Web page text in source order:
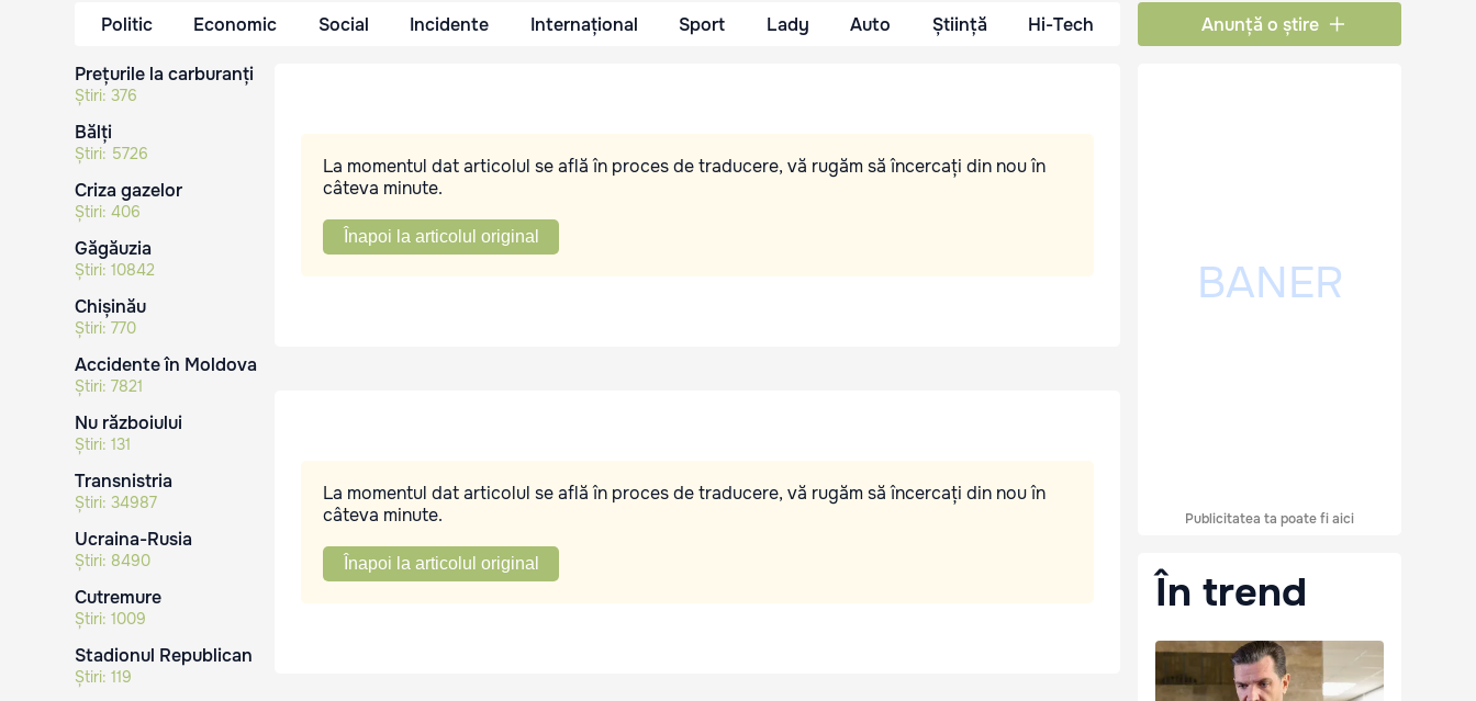
Politic Economic Social Incidente Internațional Sport Lady Auto Știință Hi-Tech Anunță o știre
Prețurile la carburanți
Știri: 376
Bălți
Știri: 5726
Criza gazelor
Știri: 406
Găgăuzia
Știri: 10842
Chișinău
Știri: 770
Accidente în Moldova
Știri: 7821
Nu războiului
Știri: 131
Transnistria
Știri: 34987
Ucraina-Rusia
Știri: 8490
Cutremure
Știri: 1009
Stadionul Republican
Știri: 119
La momentul dat articolul se află în proces de traducere, vă rugăm să încercați din nou în
câteva minute.
Înapoi la articolul original
La momentul dat articolul se află în proces de traducere, vă rugăm să încercați din nou în
câteva minute.
Înapoi la articolul original
Publicitatea ta poate fi aici
În trend